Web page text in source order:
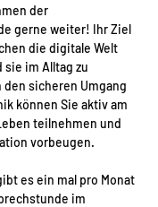
der
gerne weiter! Ihr Ziel
die digitale Welt
sie im Alltag zu
sicheren Umgang
können Sie aktiv am
teilnehmen und
vorbeugen.
es ein mal pro Monat
im